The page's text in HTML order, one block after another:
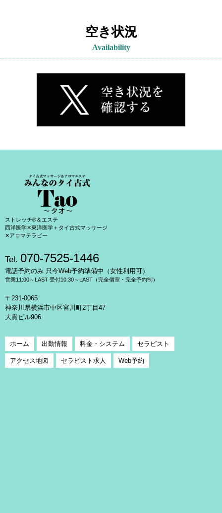
空き状況
Availability
ストレッチ®＆エステ
西洋医学✕東洋医学＋タイ古式マッサージ
✕アロマテラピー
Tel. 070-7525-1446
電話予約のみ 只今Web予約準備中（女性利用可）
営業11:00～LAST 受付10:30～LAST（完全個室・完全予約制）
〒231-0065
神奈川県横浜市中区宮川町2丁目47
大貫ビル906
ホーム 出勤情報 料金・システム セラピスト
アクセス地図 セラピスト求人 Web予約